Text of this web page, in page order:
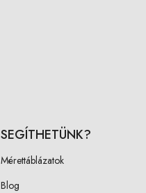
SEGÍTHETÜNK?
Mérettáblázatok
Blog